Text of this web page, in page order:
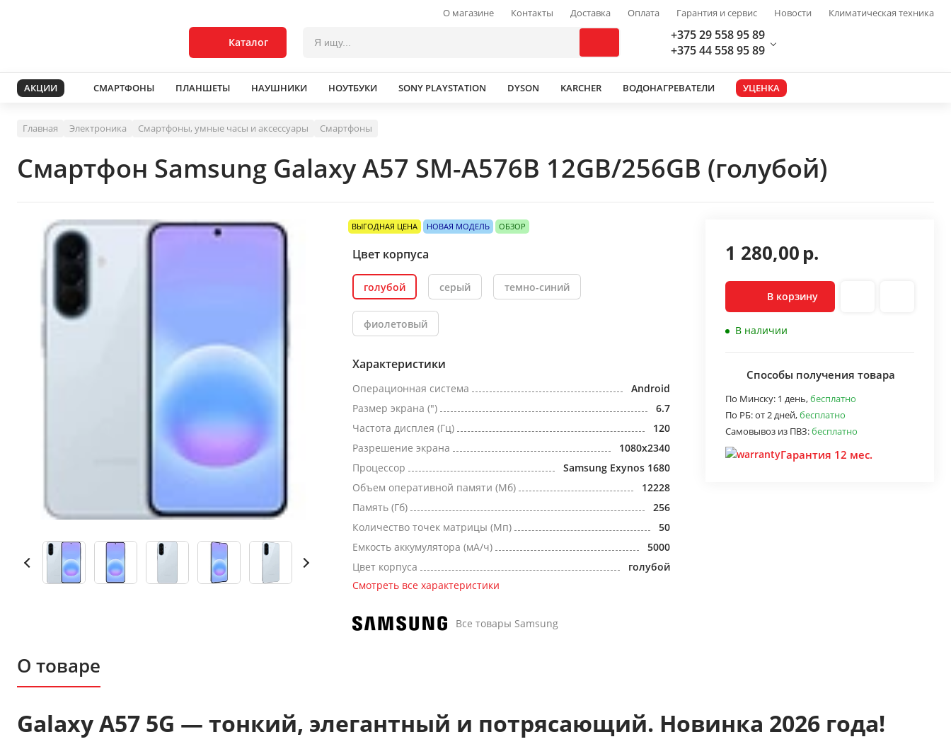
О магазине Контакты Доставка Оплата Гарантия и сервис Новости Климатическая техника
Каталог
+375 29 558 95 89
+375 44 558 95 89
АКЦИИ СМАРТФОНЫ ПЛАНШЕТЫ НАУШНИКИ НОУТБУКИ SONY PLAYSTATION DYSON KARCHER ВОДОНАГРЕВАТЕЛИ УЦЕНКА
Главная Электроника Смартфоны, умные часы и аксессуары Смартфоны
Смартфон Samsung Galaxy A57 SM-A576B 12GB/256GB (голубой)
ВЫГОДНАЯ ЦЕНА НОВАЯ МОДЕЛЬ ОБЗОР
Цвет корпуса
голубой серый темно-синий
фиолетовый
Характеристики
Операционная система
Android
Размер экрана (")
6.7
Частота дисплея (Гц)
120
Разрешение экрана
1080x2340
Процессор
Samsung Exynos 1680
Объем оперативной памяти (Мб)
12228
Память (Гб)
256
Количество точек матрицы (Мп)
50
Емкость аккумулятора (мА/ч)
5000
Цвет корпуса
голубой
Смотреть все характеристики
Все товары Samsung
1 280,00р.
В корзину
В наличии
Способы получения товара
По Минску: 1 день,бесплатно
По РБ:от 2 дней,бесплатно
Самовывоз из ПВЗ:бесплатно
Гарантия 12 мес.
О товаре
Galaxy A57 5G — тонкий, элегантный и потрясающий. Новинка 2026 года!